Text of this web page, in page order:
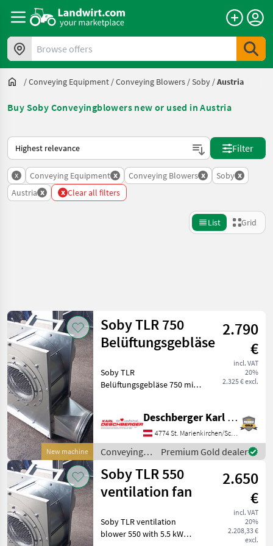
Browse offers
/Conveying Equipment /Conveying Blowers /Soby /Austria
Buy Soby Conveyingblowers new or used in Austria
This is how sorting works on Landwirt.com
Filter
x Conveying Equipment x Conveying Blowers x Soby x
Austria x x Clear all filters
List Grid
Category 4 Place 1 Filter
CURRENT
PATH
Agriculture
technology
Conveying
Equipment
Conveying
Blowers
Soby
SELECT
CATEGORY
Soby
Reset
Show
5
results
New machine
Soby TLR 750
Belüftungsgebläse
2.790
€
incl. VAT
20%
2.325 € excl.
Soby TLR
Belüftungsgebläse 750 mit
Handgriff, Ausblasstutzen
Dm 300 mm, Ausführung
verzinkt mit
Motorschutzschalter mit
Deschberger Karl Landtechnik GesmbH & Co KG
4774 St. Marienkirchen/Schärding
Conveying
equipment /
Soby
Premium Gold dealer
Soby TLR 550
ventilation fan
2.650
€
incl. VAT
20%
2.208,33 €
excl.
Soby TLR ventilation
blower 550 with 5.5 kW